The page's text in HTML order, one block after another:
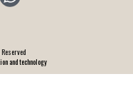
and technology